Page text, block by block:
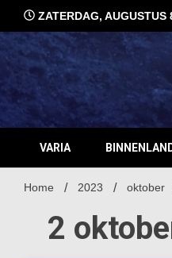
inhoud
ZATERDAG, AUGUSTUS
VARIA
Home 2023 oktober
2